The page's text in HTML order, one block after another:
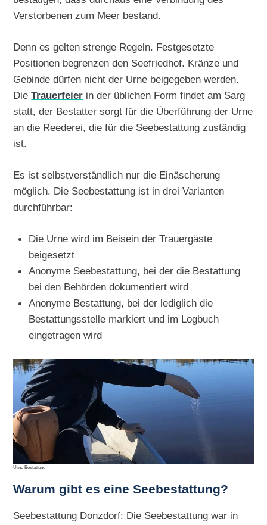
Verstorbenen zum Meer bestand.
Denn es gelten strenge Regeln. Festgesetzte
Positionen begrenzen den Seefriedhof. Kränze und
Gebinde dürfen nicht der Urne beigegeben werden.
DieTrauerfeier in der üblichen Form findet am Sarg
statt, der Bestatter sorgt für die Überführung der Urne
an die Reederei, die für die Seebestattung zuständig
ist.
Es ist selbstverständlich nur die Einäscherung
möglich. Die Seebestattung ist in drei Varianten
durchführbar:
Die Urne wird im Beisein der Trauergäste
beigesetzt
Anonyme Seebestattung, bei der die Bestattung
bei den Behörden dokumentiert wird
Anonyme Bestattung, bei der lediglich die
Bestattungsstelle markiert und im Logbuch
eingetragen wird
Urne Bestattung
Warum gibt es eine Seebestattung?
Seebestattung Donzdorf: Die Seebestattung war in